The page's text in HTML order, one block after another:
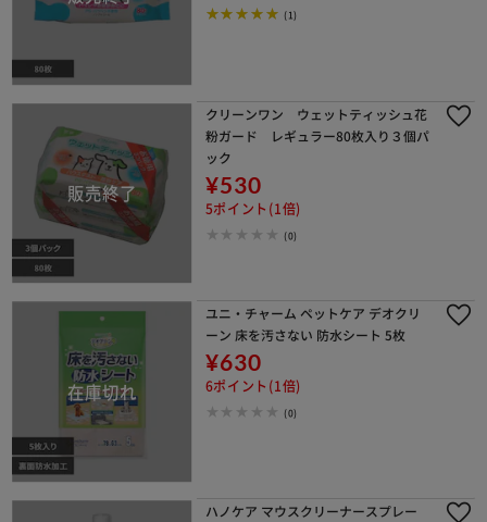
(1)
クリーンワン ウェットティッシュ花
粉ガード レギュラー80枚入り３個パ
ック
¥530
5ポイント(1倍)
(0)
ユニ・チャーム ペットケア デオクリ
ーン 床を汚さない 防水シート 5枚
¥630
6ポイント(1倍)
(0)
ハノケア マウスクリーナースプレー